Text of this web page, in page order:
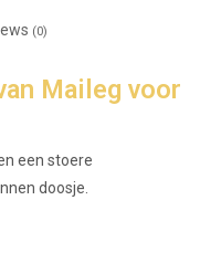
(0)
Maileg voor
een stoere
doosje.